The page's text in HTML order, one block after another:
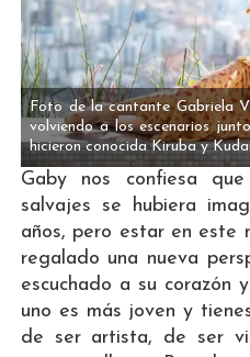
Foto de la cantante Gabriela
volviendo a los escenarios
hicieron conocida Kiruba y
Gaby nos confiesa
salvajes se hubiera
años, pero estar en este
regalado una nueva
escuchado a su corazón
uno es más joven y
de ser artista, de ser